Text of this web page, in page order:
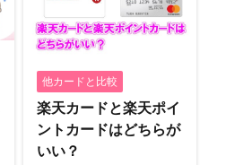
他カードと比較
楽天カードと楽天ポイ
ントカードはどちらが
いい？